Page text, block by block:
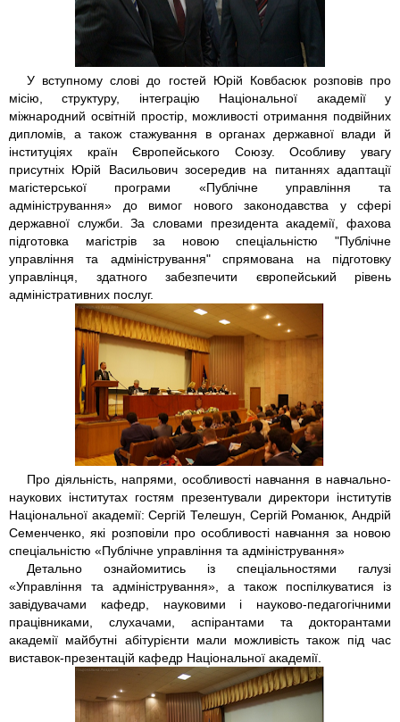
У вступному слові до гостей Юрій Ковбасюк розповів про
місію, структуру, інтеграцію Національної академії у
міжнародний освітній простір, можливості отримання подвійних
дипломів, а також стажування в органах державної влади й
інституціях країн Європейського Союзу. Особливу увагу
присутніх Юрій Васильович зосередив на питаннях адаптації
магістерської програми «Публічне управління та
адміністрування» до вимог нового законодавства у сфері
державної служби. За словами президента академії, фахова
підготовка магістрів за новою спеціальністю "Публічне
управління та адміністрування" спрямована на підготовку
управлінця, здатного забезпечити європейський рівень
адміністративних послуг.
Про діяльність, напрями, особливості навчання в навчально-
наукових інститутах гостям презентували директори інститутів
Національної академії: Сергій Телешун, Сергій Романюк, Андрій
Семенченко, які розповіли про особливості навчання за новою
спеціальністю «Публічне управління та адміністрування»
Детально ознайомитись із спеціальностями галузі
«Управління та адміністрування», а також поспілкуватися із
завідувачами кафедр, науковими і науково-педагогічними
працівниками, слухачами, аспірантами та докторантами
академії майбутні абітурієнти мали можливість також під час
виставок-презентацій кафедр Національної академії.